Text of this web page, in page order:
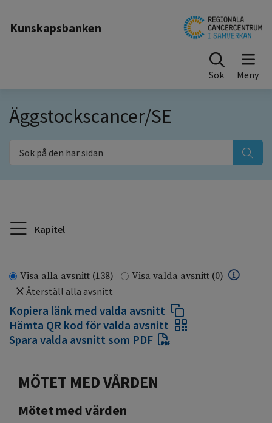
Kunskapsbanken
Sök
Äggstockscancer/SE
Sök på den här sidan
Kapitel
Visa alla avsnitt (138) Visa valda avsnitt (0)
Återställ alla avsnitt
Kopiera länk med valda avsnitt
Hämta QR kod för valda avsnitt
Spara valda avsnitt som PDF
MÖTET MED VÅRDEN
Mötet med vården